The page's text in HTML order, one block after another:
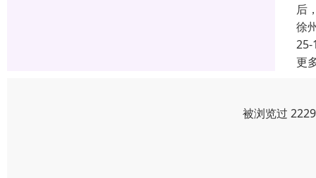
后
徐
25-
更
被浏览过